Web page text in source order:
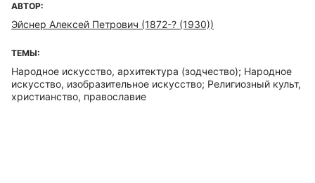
АВТОР:
Эйснер Алексей Петрович (1872-? (1930))
ТЕМЫ:
Народное искусство, архитектура (зодчество); Народное
искусство, изобразительное искусство; Религиозный культ,
христианство, православие